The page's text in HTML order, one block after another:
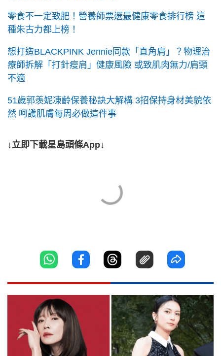
零食不一定致肥！營養師票選最健康零食排行榜 這
種朱古力都上榜！
想打造BLACKPINK Jennie同款「直角肩」？物理治
療師拆解「打針瘦肩」健康風險 或致肌肉無力/肩頸
不適
51歲郭羡妮凍齡保養秘訣大解構 3招保持身材美貌依
然 呵護肌膚每周必做這件事
↓立即下載星島頭條App↓